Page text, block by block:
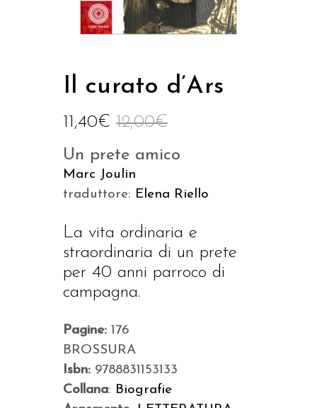
Il curato d’Ars
12,00€
11,40€
Un prete amico
Marc Joulin
traduttore: Elena Riello
La vita ordinaria e
straordinaria di un prete
per 40 anni parroco di
campagna.
Pagine: 176
BROSSURA
Isbn: 9788831153133
Collana: Biografie